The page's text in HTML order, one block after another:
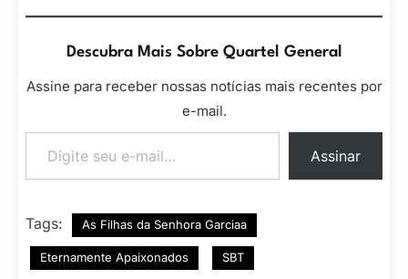
Descubra Mais Sobre Quartel General
Assine para receber nossas notícias mais recentes por
e-mail.
Digite seu e-mail…
Assinar
Tags: As Filhas da Senhora Garciaa
Eternamente Apaixonados SBT